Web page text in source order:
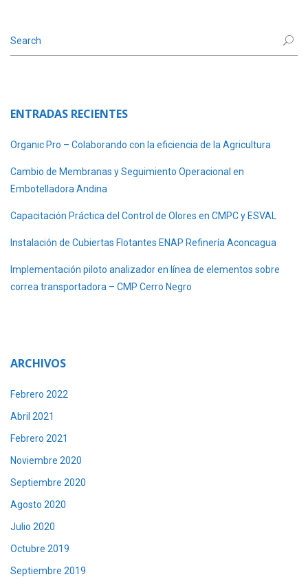
ENTRADAS RECIENTES
Organic Pro – Colaborando con la eficiencia de la Agricultura
Cambio de Membranas y Seguimiento Operacional en
Embotelladora Andina
Capacitación Práctica del Control de Olores en CMPC y ESVAL
Instalación de Cubiertas Flotantes ENAP Refinería Aconcagua
Implementación piloto analizador en línea de elementos sobre
correa transportadora – CMP Cerro Negro
ARCHIVOS
Febrero 2022
Abril 2021
Febrero 2021
Noviembre 2020
Septiembre 2020
Agosto 2020
Julio 2020
Octubre 2019
Septiembre 2019